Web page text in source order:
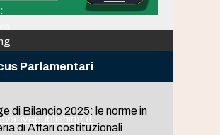
Parlamentari
di Bilancio 2025: le norme in
di Affari costituzionali